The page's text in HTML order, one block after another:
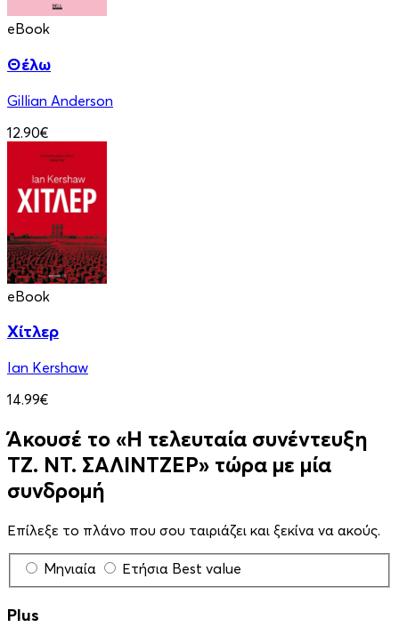
eBook
Θέλω
Gillian Anderson
12.90€
eBook
Χίτλερ
Ian Kershaw
14.99€
Άκουσέ το «Η τελευταία συνέντευξη
ΤΖ. ΝΤ. ΣΑΛΙΝΤΖΕΡ» τώρα με μία
συνδρομή
Επίλεξε το πλάνο που σου ταιριάζει και ξεκίνα να ακούς.
Μηνιαία Ετήσια Best value
Plus